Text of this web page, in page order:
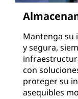
Mantenga su
y segura,
con
proteger su
asequibles